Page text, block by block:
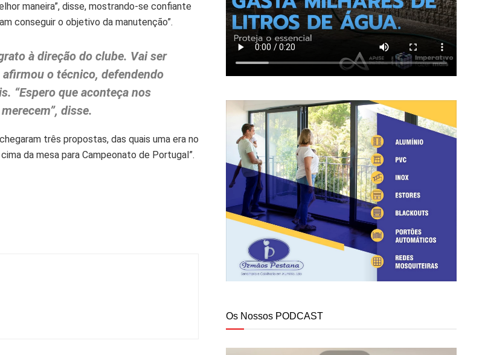
maneira”, disse, mostrando-se confiante
conseguir o objetivo da manutenção”.
à direção do clube. Vai ser
o técnico, defendendo
“Espero que aconteça nos
disse.
três propostas, das quais uma era no
da mesa para Campeonato de Portugal”.
Os Nossos PODCAST